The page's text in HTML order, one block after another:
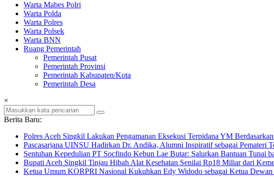
Jurnalisme
Positif
Warta Mabes Polri
Warta Polda
Warta Polres
Warta Polsek
Warta BNN
Ruang Pemerintah
Pemerintah Pusat
Pemerintah Provinsi
Pemerintah Kabupaten/Kota
Pemerintah Desa
×
Berita Baru:
Polres Aceh Singkil Lakukan Pengamanan Eksekusi Terpidana YM
Pascasarjana UINSU Hadirkan Dr. Andika, Alumni Inspiratif sebagai Pemateri
Sentuhan Kepedulian PT Socfindo Kebun Lae Butar: Salurkan Bantuan Tunai
Bupati Aceh Singkil Tinjau Hibah Alat Kesehatan Senilai Rp18 Miliar dari
Ketua Umum KORPRI Nasional Kukuhkan Edy Widodo sebagai Ketua